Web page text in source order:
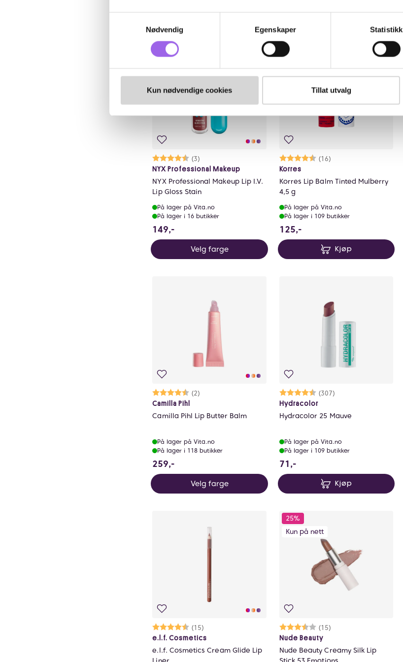
Nødvendig
Egenskaper Statistikk
Kun nødvendige cookies Tillat utvalg
Velg farge Velg farge
Karakter:
(3)
4.7 av 5 mulige
NYX Professional Makeup
NYX Professional Makeup Lip I.V.
Lip Gloss Stain
På lager på Vita.no
På lager i 16 butikker
149,-
Velg farge
Karakter:
(16)
4.7 av 5 mulige
Korres
Korres Lip Balm Tinted Mulberry
4,5 g
På lager på Vita.no
På lager i 109 butikker
125,-125 NOK
Kjøp
Karakter:
(2)
4.5 av 5 mulige
Camilla Pihl
Camilla Pihl Lip Butter Balm
På lager på Vita.no
På lager i 118 butikker
259,-
Velg farge
Karakter:
(307)
4.5 av 5 mulige
Hydracolor
Hydracolor 25 Mauve
På lager på Vita.no
På lager i 109 butikker
71,-71 NOK
Kjøp
Karakter:
(15)
4.1 av 5 mulige
e.l.f. Cosmetics
e.l.f. Cosmetics Cream Glide Lip
Liner
25%
Kun på nett
Karakter:
(15)
3.9 av 5 mulige
Nude Beauty
Nude Beauty Creamy Silk Lip
Stick 53 Emotions